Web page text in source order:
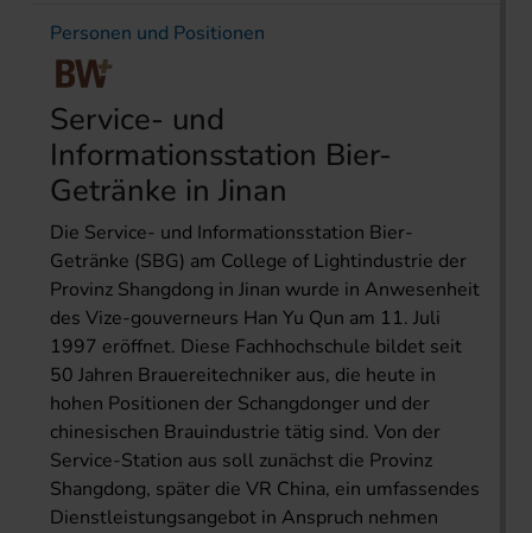
Personen und Positionen
Service- und
Informationsstation Bier-
Getränke in Jinan
Die Service- und Informationsstation Bier-
Getränke (SBG) am College of Lightindustrie der
Provinz Shangdong in Jinan wurde in Anwesenheit
des Vize-gouverneurs Han Yu Qun am 11. Juli
1997 eröffnet. Diese Fachhochschule bildet seit
50 Jahren Brauereitechniker aus, die heute in
hohen Positionen der Schangdonger und der
chinesischen Brauindustrie tätig sind. Von der
Service-Station aus soll zunächst die Provinz
Shangdong, später die VR China, ein umfassendes
Dienstleistungsangebot in Anspruch nehmen